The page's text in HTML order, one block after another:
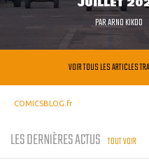
PARARNO KIKOO
VOIR TOUS LES ARTICLES
COMICSBLOG.fr
LES DERNIÈRES ACTUS TOUT VOIR